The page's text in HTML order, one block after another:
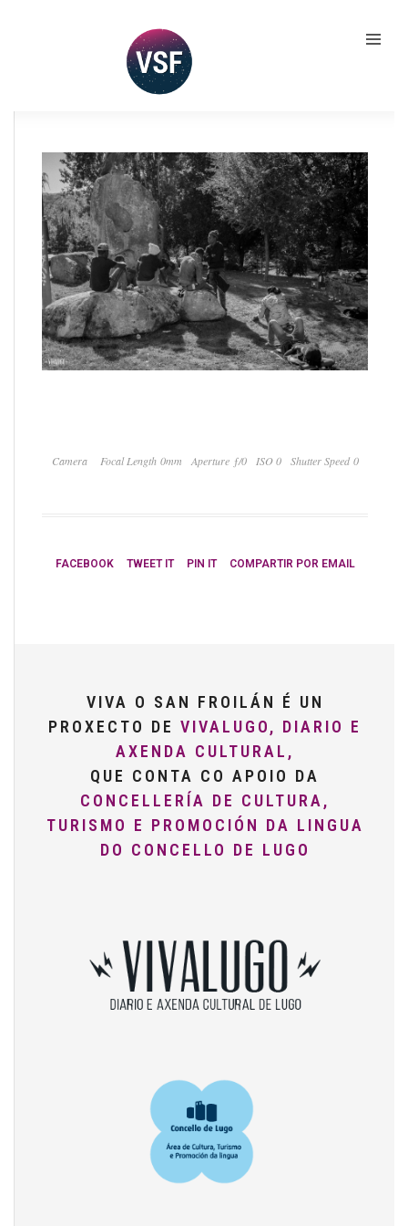
Camera Focal Length 0mm Aperture ƒ/0 ISO 0 Shutter Speed 0
FACEBOOK TWEET IT PIN IT COMPARTIR POR EMAIL
VIVA O SAN FROILÁN É UN
PROXECTO DE VIVALUGO, DIARIO E
AXENDA CULTURAL,
QUE CONTA CO APOIO DA
CONCELLERÍA DE CULTURA,
TURISMO E PROMOCIÓN DA LINGUA
DO CONCELLO DE LUGO